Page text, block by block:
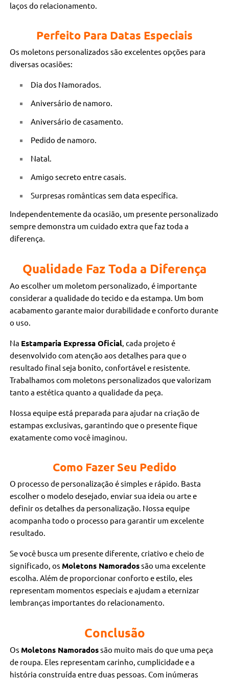
laços do relacionamento.
Perfeito Para Datas Especiais
Os moletons personalizados são excelentes opções para
diversas ocasiões:
Dia dos Namorados.
Aniversário de namoro.
Aniversário de casamento.
Pedido de namoro.
Natal.
Amigo secreto entre casais.
Surpresas românticas sem data específica.
Independentemente da ocasião, um presente personalizado
sempre demonstra um cuidado extra que faz toda a
diferença.
Qualidade Faz Toda a Diferença
Ao escolher um moletom personalizado, é importante
considerar a qualidade do tecido e da estampa. Um bom
acabamento garante maior durabilidade e conforto durante
o uso.
Na Estamparia Expressa Oficial, cada projeto é
desenvolvido com atenção aos detalhes para que o
resultado final seja bonito, confortável e resistente.
Trabalhamos com moletons personalizados que valorizam
tanto a estética quanto a qualidade da peça.
Nossa equipe está preparada para ajudar na criação de
estampas exclusivas, garantindo que o presente fique
exatamente como você imaginou.
Como Fazer Seu Pedido
O processo de personalização é simples e rápido. Basta
escolher o modelo desejado, enviar sua ideia ou arte e
definir os detalhes da personalização. Nossa equipe
acompanha todo o processo para garantir um excelente
resultado.
Se você busca um presente diferente, criativo e cheio de
significado, os Moletons Namoradossão uma excelente
escolha. Além de proporcionar conforto e estilo, eles
representam momentos especiais e ajudam a eternizar
lembranças importantes do relacionamento.
Conclusão
Os Moletons Namoradossão muito mais do que uma peça
de roupa. Eles representam carinho, cumplicidade e a
história construída entre duas pessoas. Com inúmeras